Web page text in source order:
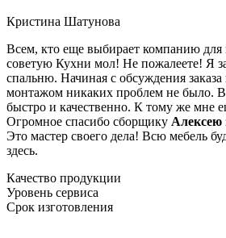
Кристина Шатунова
Всем, кто еще выбирает компанию для
советую Кухни мол! Не пожалеете! Я
спальню. Начиная с обсуждения заказа
монтажом никаких проблем не было.
быстро и качественно. К тому же мне
Огромное спасибо сборщику Алексею
Это мастер своего дела! Всю мебель
здесь.
Качество продукции
Уровень сервиса
Срок изготовления